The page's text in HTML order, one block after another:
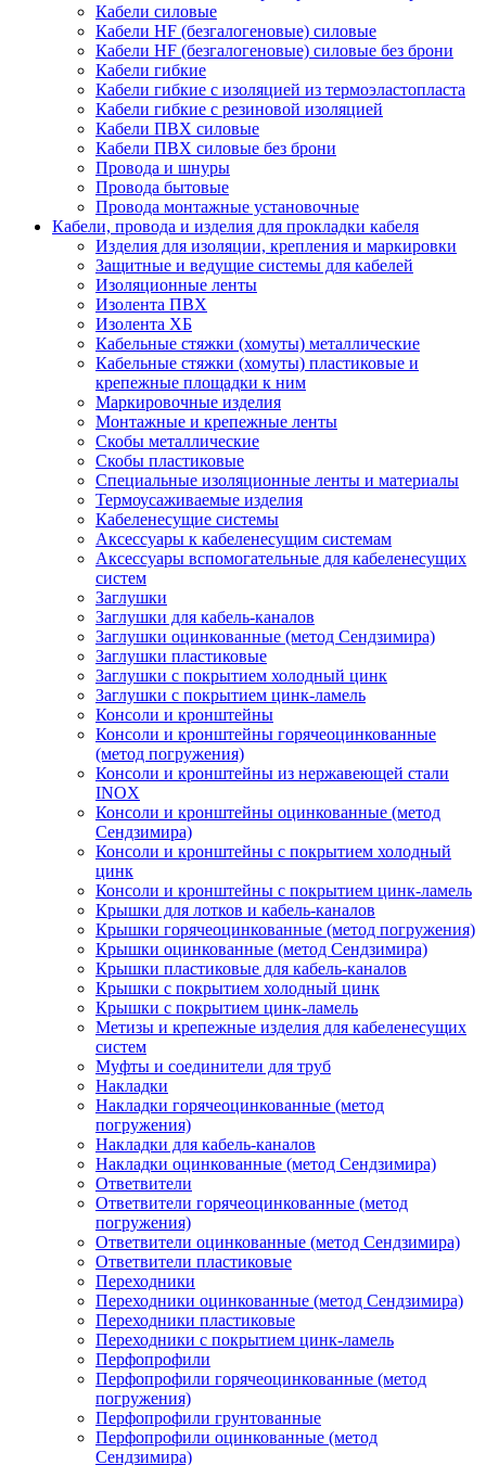
Кабели силовые
Кабели HF (безгалогеновые) силовые
Кабели HF (безгалогеновые) силовые без брони
Кабели гибкие
Кабели гибкие с изоляцией из термоэластопласта
Кабели гибкие с резиновой изоляцией
Кабели ПВХ силовые
Кабели ПВХ силовые без брони
Провода и шнуры
Провода бытовые
Провода монтажные установочные
Кабели, провода и изделия для прокладки кабеля
Изделия для изоляции, крепления и маркировки
Защитные и ведущие системы для кабелей
Изоляционные ленты
Изолента ПВХ
Изолента ХБ
Кабельные стяжки (хомуты) металлические
Кабельные стяжки (хомуты) пластиковые и
крепежные площадки к ним
Маркировочные изделия
Монтажные и крепежные ленты
Скобы металлические
Скобы пластиковые
Специальные изоляционные ленты и материалы
Термоусаживаемые изделия
Кабеленесущие системы
Аксессуары к кабеленесущим системам
Аксессуары вспомогательные для кабеленесущих
систем
Заглушки
Заглушки для кабель-каналов
Заглушки оцинкованные (метод Сендзимира)
Заглушки пластиковые
Заглушки с покрытием холодный цинк
Заглушки с покрытием цинк-ламель
Консоли и кронштейны
Консоли и кронштейны горячеоцинкованные
(метод погружения)
Консоли и кронштейны из нержавеющей стали
INOX
Консоли и кронштейны оцинкованные (метод
Сендзимира)
Консоли и кронштейны с покрытием холодный
цинк
Консоли и кронштейны с покрытием цинк-ламель
Крышки для лотков и кабель-каналов
Крышки горячеоцинкованные (метод погружения)
Крышки оцинкованные (метод Сендзимира)
Крышки пластиковые для кабель-каналов
Крышки с покрытием холодный цинк
Крышки с покрытием цинк-ламель
Метизы и крепежные изделия для кабеленесущих
систем
Муфты и соединители для труб
Накладки
Накладки горячеоцинкованные (метод
погружения)
Накладки для кабель-каналов
Накладки оцинкованные (метод Сендзимира)
Ответвители
Ответвители горячеоцинкованные (метод
погружения)
Ответвители оцинкованные (метод Сендзимира)
Ответвители пластиковые
Переходники
Переходники оцинкованные (метод Сендзимира)
Переходники пластиковые
Переходники с покрытием цинк-ламель
Перфопрофили
Перфопрофили горячеоцинкованные (метод
погружения)
Перфопрофили грунтованные
Перфопрофили оцинкованные (метод
Сендзимира)